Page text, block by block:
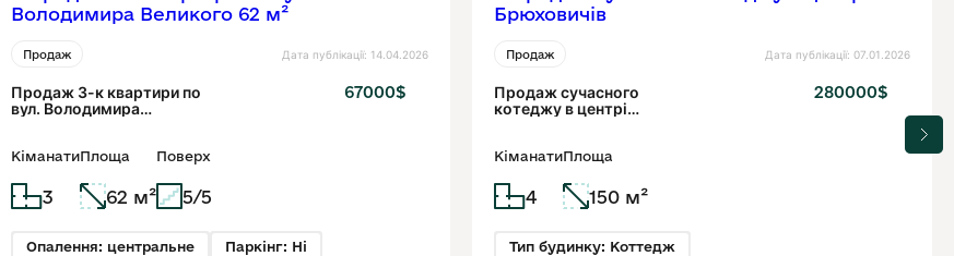
Продаж Дата публікації: 14.04.2026
Продаж 3-к квартири по
вул. Володимира
67000$
Кіманати
3
Площа
62 м²
Поверх
5/5
Опалення: центральне Паркінг: Ні
Продаж Дата публікації: 07.01.2026
Продаж сучасного
котеджу в центрі
280000$
Кіманати
4
Площа
150 м²
Тип будинку: Коттедж